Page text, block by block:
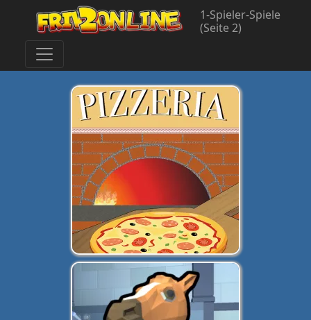
1-Spieler-Spiele
(Seite 2)